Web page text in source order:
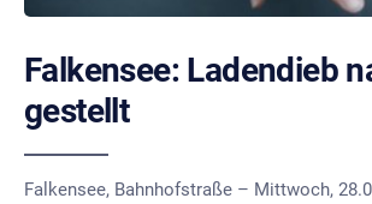
Falkensee: Ladendieb
gestellt
Falkensee, Bahnhofstraße – Mittwoch,